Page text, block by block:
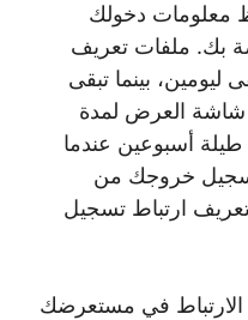
معلومات دخولك
بك. ملفات تعريف
ليومين، بينما تبقى
شاشة العرض لمدة
أسبوعين عندما
خروجك من
ارتباط تسجيل
في مستعرضك